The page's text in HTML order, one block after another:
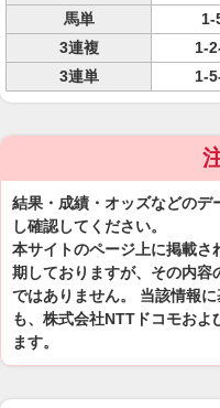
馬単
1-
3連複
1-
3連単
1-
結果・成績・オッズなどのデ
し確認してください。
本サイトのページ上に掲載さ
期しておりますが、その内容
ではありません。 当該情報
も、株式会社NTTドコモお
ます。